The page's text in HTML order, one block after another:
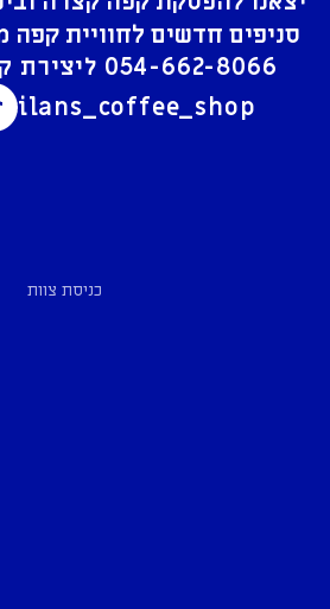
סניפים חדשים לחוויית קפה
054-662-8066
ilans_coffee_shop
כניסת צוות